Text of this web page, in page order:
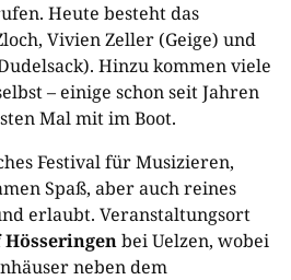
Heute besteht das
Vivien Zeller (Geige) und
Hinzu kommen viele
– einige schon seit Jahren
Mal mit im Boot.
Festival für Musizieren,
Spaß, aber auch reines
erlaubt. Veranstaltungsort
bei Uelzen, wobei
neben dem